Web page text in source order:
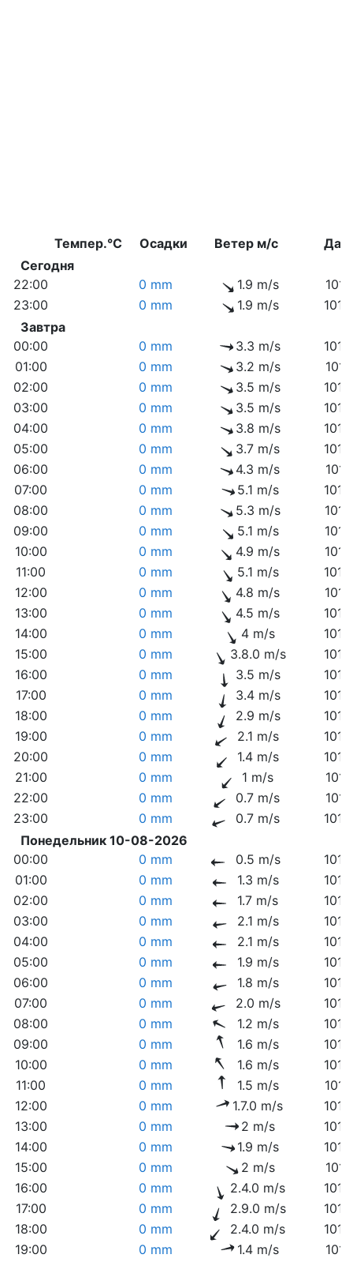
Темпер.°C Осадки Ветер м/с
Сегодня
22:00
0 mm 1.9 m/s
23:00
0 mm 1.9 m/s
Завтра
00:00
0 mm 3.3 m/s
01:00
0 mm 3.2 m/s
02:00
0 mm 3.5 m/s
03:00
0 mm 3.5 m/s
04:00
0 mm 3.8 m/s
05:00
0 mm 3.7 m/s
06:00
0 mm 4.3 m/s
07:00
0 mm 5.1 m/s
08:00
0 mm 5.3 m/s
09:00
0 mm 5.1 m/s
10:00
0 mm 4.9 m/s
11:00
0 mm 5.1 m/s
12:00
0 mm 4.8 m/s
13:00
0 mm 4.5 m/s
14:00
0 mm 4 m/s
15:00
0 mm 3.8.0 m/s
16:00
0 mm 3.5 m/s
17:00
0 mm 3.4 m/s
18:00
0 mm 2.9 m/s
19:00
0 mm 2.1 m/s
20:00
0 mm 1.4 m/s
21:00
0 mm 1 m/s
22:00
0 mm 0.7 m/s
23:00
0 mm 0.7 m/s
Понедельник 10-08-2026
00:00
0 mm 0.5 m/s
01:00
0 mm 1.3 m/s
02:00
0 mm 1.7 m/s
03:00
0 mm 2.1 m/s
04:00
0 mm 2.1 m/s
05:00
0 mm 1.9 m/s
06:00
0 mm 1.8 m/s
07:00
0 mm 2.0 m/s
08:00
0 mm 1.2 m/s
09:00
0 mm 1.6 m/s
10:00
0 mm 1.6 m/s
11:00
0 mm 1.5 m/s
12:00
0 mm 1.7.0 m/s
13:00
0 mm 2 m/s
14:00
0 mm 1.9 m/s
15:00
0 mm 2 m/s
16:00
0 mm 2.4.0 m/s
17:00
0 mm 2.9.0 m/s
18:00
0 mm 2.4.0 m/s
19:00
0 mm 1.4 m/s